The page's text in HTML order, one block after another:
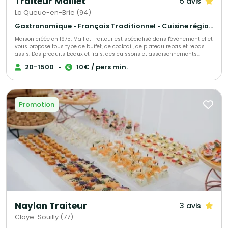
La Queue-en-Brie (94)
Gastronomique • Français Traditionnel • Cuisine régionale
Maison créée en 1975, Maillet Traiteur est spécialisé dans l'évènementiel et
vous propose tous type de buffet, de cocktail, de plateau repas et repas
assis. Des produits beaux et frais, des cuissons et assaisonnements
adaptés, le tout fait maison par notre chef de cuisine expérimenté!
Recettes élégantes, parfois oubliées et souvent surprenantes, toujours
l'organisation de réception.
20-1500 • 10€ / pers min.
Promotion
Naylan Traiteur 3 avis
Claye-Souilly (77)